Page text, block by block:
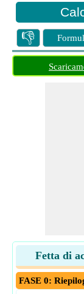
👎
Fetta di
FASE 0: